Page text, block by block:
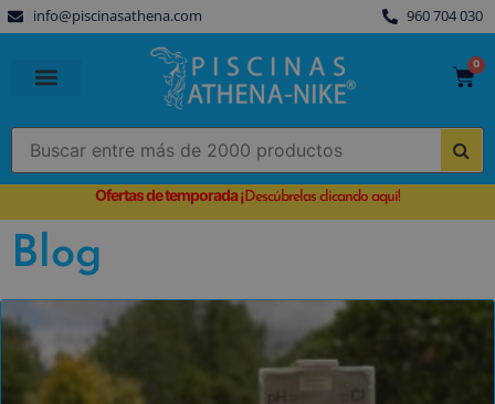
info@piscinasathena.com 960 704 030
0
Ofertas de temporada¡Descúbrelas clicando aquí!
Blog